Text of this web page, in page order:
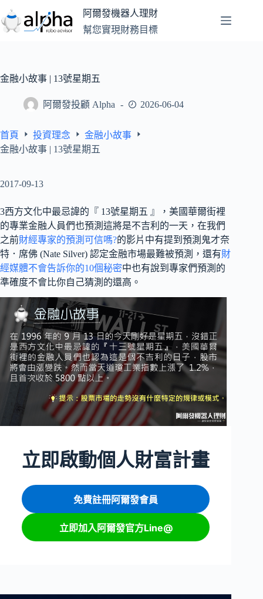
至
主
容
阿爾發機器人理財
幫您實現財務目標
金融小故事 | 13號星期五
阿爾發投顧 Alpha 2026-06-04
首頁 投資理念
金融小故事
金融小故事 | 13號星期五
2017-09-13
3西方文化中最忌諱的『 13號星期五 』，美國華爾街裡
的專業金融人員們也預測這將是不吉利的一天，在我們
之前財經專家的預測可信嗎?的影片中有提到預測鬼才奈
特．席佛 (Nate Silver) 認定金融市場最難被預測，還有財
經媒體不會告訴你的10個秘密中也有說到專家們預測的
準確度不會比你自己猜測的還高。
立即啟動個人財富計畫
免費註冊阿爾發會員
立即加入阿爾發官方Line@